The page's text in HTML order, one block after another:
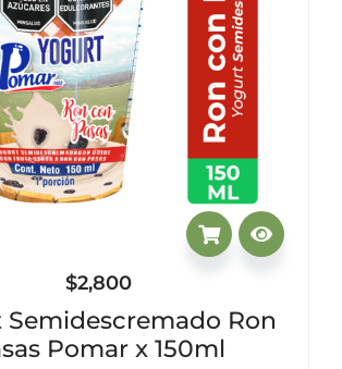
$2,800
Semidescremado Ron
Pomar x 150ml